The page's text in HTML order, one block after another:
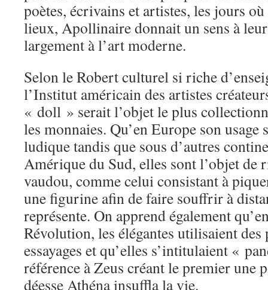
poètes, écrivains et artistes, les jours
lieux, Apollinaire donnait un sens à
largement à l’art moderne.
Selon le Robert culturel si riche
l’Institut américain des artistes
« doll » serait l’objet le plus
les monnaies. Qu’en Europe son usage
ludique tandis que sous d’autres
Amérique du Sud, elles sont l’objet de
vaudou, comme celui consistant à
une figurine afin de faire souffrir à
représente. On apprend également
Révolution, les élégantes utilisaient des
essayages et qu’elles s’intitulaient «
référence à Zeus créant le premier une
déesse Athéna insuffla la vie.